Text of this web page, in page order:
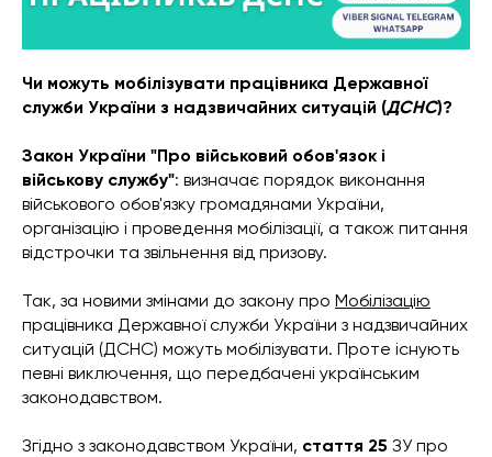
Чи можуть мобілізувати працівника Державної
служби України з надзвичайних ситуацій (ДСНС)?
Закон України "Про військовий обов'язок і
військову службу": визначає порядок виконання
військового обов'язку громадянами України,
організацію і проведення мобілізації, а також питання
відстрочки та звільнення від призову.
Так, за новими змінами до закону про Мобілізацію
працівника Державної служби України з надзвичайних
ситуацій (ДСНС) можуть мобілізувати. Проте існують
певні виключення, що передбачені українським
законодавством.
Згідно з законодавством України, стаття 25 ЗУ про